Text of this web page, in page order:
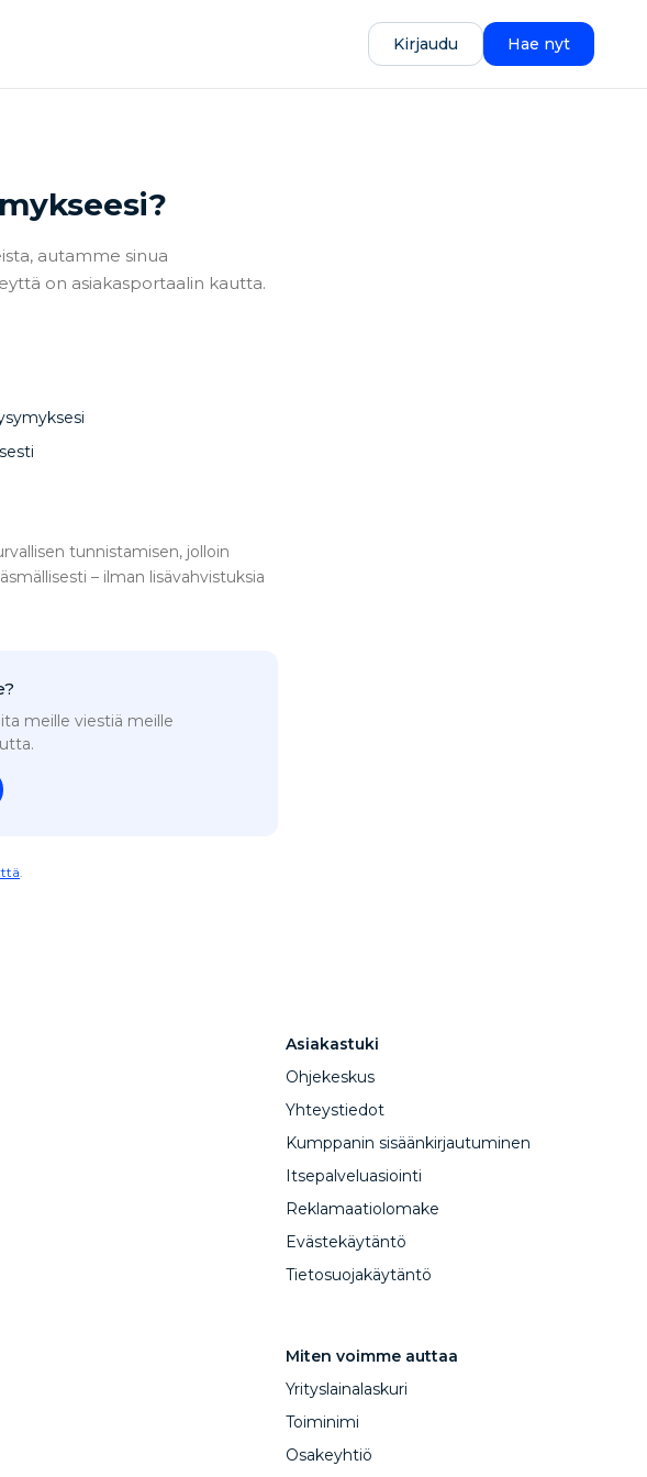
Kirjaudu Hae nyt
autamme sinua
on asiakasportaalin kautta.
tunnistamisen, jolloin
– ilman lisävahvistuksia
meille viestiä meille
.
Asiakastuki
Ohjekeskus
Yhteystiedot
Kumppanin sisäänkirjautuminen
Itsepalveluasiointi
Reklamaatiolomake
Evästekäytäntö
Tietosuojakäytäntö
Miten voimme auttaa
Yrityslainalaskuri
Toiminimi
Osakeyhtiö